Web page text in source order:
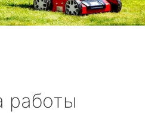
работы